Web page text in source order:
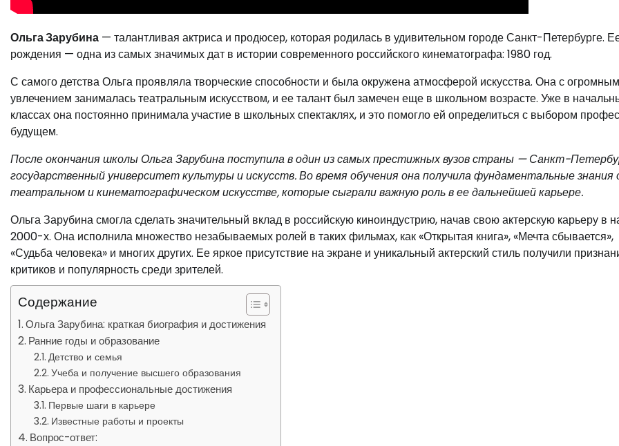
Ольга Зарубина — талантливая актриса и продюсер, которая родилась в удивительном городе Санкт-Петербурге.
рождения — одна из самых значимых дат в истории современного российского кинематографа: 1980 год.
С самого детства Ольга проявляла творческие способности и была окружена атмосферой искусства. Она с огромным
увлечением занималась театральным искусством, и ее талант был замечен еще в школьном возрасте. Уже в
классах она постоянно принимала участие в школьных спектаклях, и это помогло ей определиться с выбором
будущем.
После окончания школы Ольга Зарубина поступила в один из самых престижных вузов страны — Санкт-
государственный университет культуры и искусств. Во время обучения она получила фундаментальные знания
театральном и кинематографическом искусстве, которые сыграли важную роль в ее дальнейшей карьере.
Ольга Зарубина смогла сделать значительный вклад в российскую киноиндустрию, начав свою актерскую карьеру в
2000-х. Она исполнила множество незабываемых ролей в таких фильмах, как «Открытая книга», «Мечта сбывается»,
«Судьба человека» и многих других. Ее яркое присутствие на экране и уникальный актерский стиль получили
критиков и популярность среди зрителей.
Содержание
Ольга Зарубина: краткая биография и достижения
Ранние годы и образование
Детство и семья
Учеба и получение высшего образования
Карьера и профессиональные достижения
Первые шаги в карьере
Известные работы и проекты
Вопрос-ответ: